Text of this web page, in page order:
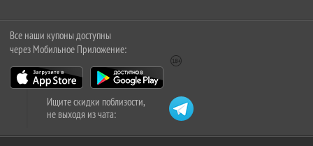
Все наши купоны доступны
через Мобильное Приложение:
Ищите скидки поблизости,
не выходя из чата: